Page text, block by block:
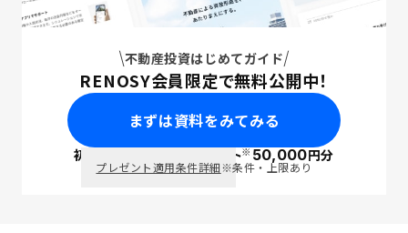
不動産投資はじめてガイド
RENOSY会員限定で無料公開中！
まずは資料をみてみる
初回面談で ポイント※50,000円分
プレゼント適用条件詳細※条件・上限あり